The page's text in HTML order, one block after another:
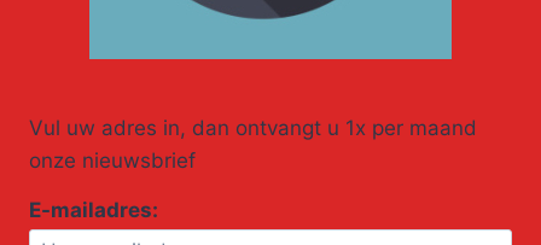
Vul uw adres in, dan ontvangt u 1x per maand
onze nieuwsbrief
E-mailadres: